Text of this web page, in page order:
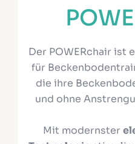
Der POWERchair ist
für
die ihre
und ohne
Mit modernster